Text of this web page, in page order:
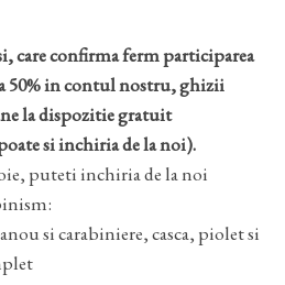
care confirma ferm participarea
50% in contul nostru, ghizii
la dispozitie gratuit
si inchiria de la noi).
puteti inchiria de la noi
si carabiniere, casca, piolet si